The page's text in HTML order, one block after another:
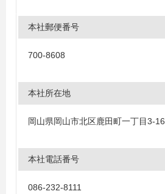
本社郵便番号
700-8608
本社所在地
岡山県岡山市北区鹿田町一丁目3-16
本社電話番号
086-232-8111